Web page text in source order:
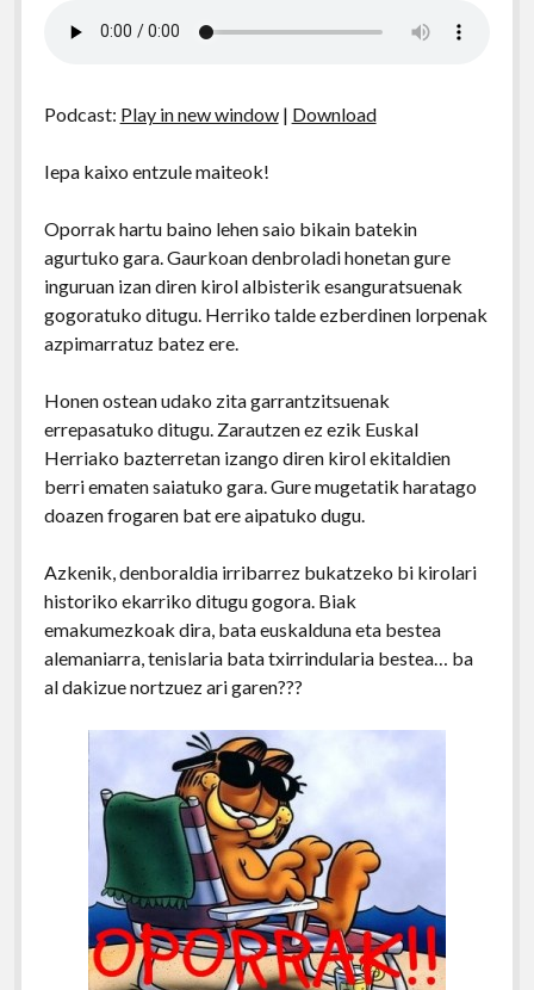
Podcast: Play in new window| Download
Iepa kaixo entzule maiteok!
Oporrak hartu baino lehen saio bikain batekin
agurtuko gara. Gaurkoan denbroladi honetan gure
inguruan izan diren kirol albisterik esanguratsuenak
gogoratuko ditugu. Herriko talde ezberdinen lorpenak
azpimarratuz batez ere.
Honen ostean udako zita garrantzitsuenak
errepasatuko ditugu. Zarautzen ez ezik Euskal
Herriako bazterretan izango diren kirol ekitaldien
berri ematen saiatuko gara. Gure mugetatik haratago
doazen frogaren bat ere aipatuko dugu.
Azkenik, denboraldia irribarrez bukatzeko bi kirolari
historiko ekarriko ditugu gogora. Biak
emakumezkoak dira, bata euskalduna eta bestea
alemaniarra, tenislaria bata txirrindularia bestea… ba
al dakizue nortzuez ari garen???